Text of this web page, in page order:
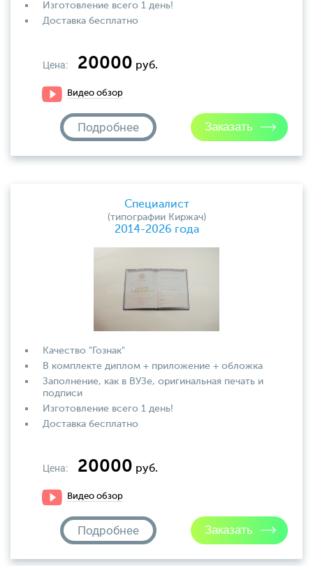
Изготовление всего 1 день!
Доставка бесплатно
Цена: 20000 руб.
Видео обзор
Подробнее
Специалист
(типографии Киржач)
2014-2026 года
Качество "Гознак"
В комплекте диплом + приложение + обложка
Заполнение, как в ВУЗе, оригинальная печать и
подписи
Изготовление всего 1 день!
Доставка бесплатно
Цена: 20000 руб.
Видео обзор
Подробнее